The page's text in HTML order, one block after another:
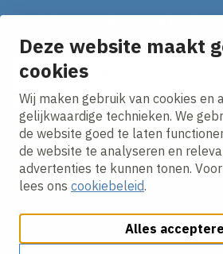
Deze website maakt
cookies
Wij maken gebruik van cookies en
gelijkwaardige technieken. We
de website goed te laten
de website te analyseren en
advertenties te kunnen tonen.
lees ons cookiebeleid.
Alles
Ontvang onze nieuws alerts in je
E-mailadres
Ik ga akkoord met hetprivacy
Cookies aanpassenCookie beleid